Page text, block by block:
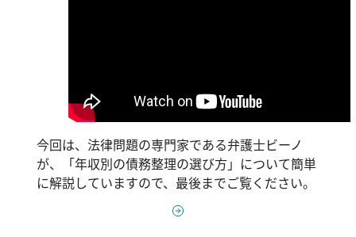
今回は、法律問題の専門家である弁護士ビーノ
が、「年収別の債務整理の選び方」について簡単
に解説していますので、最後までご覧ください。